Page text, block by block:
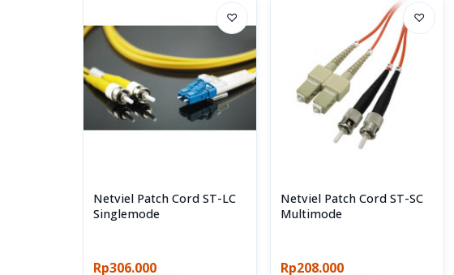
♡
Netviel Patch Cord ST-LC
Singlemode
Rp306.000
♡
Netviel Patch Cord ST-SC
Multimode
Rp208.000